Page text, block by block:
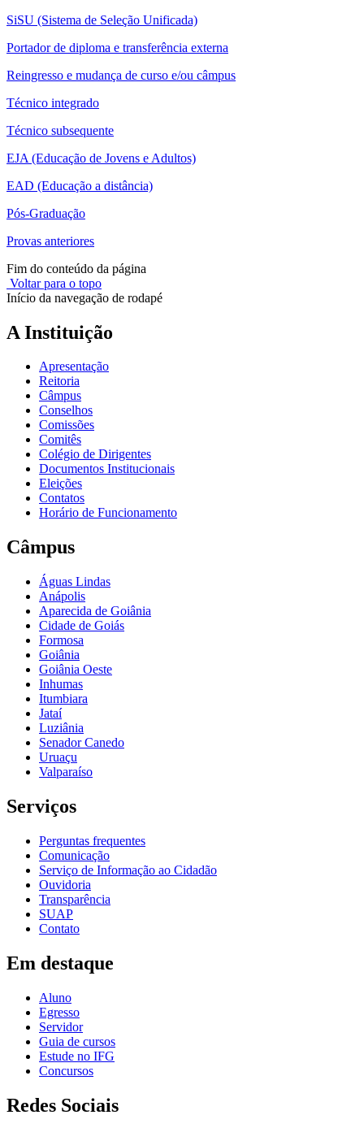
SiSU (Sistema de Seleção Unificada)
Portador de diploma e transferência externa
Reingresso e mudança de curso e/ou câmpus
Técnico integrado
Técnico subsequente
EJA (Educação de Jovens e Adultos)
EAD (Educação a distância)
Pós-Graduação
Provas anteriores
Fim do conteúdo da página
Voltar para o topo
Início da navegação de rodapé
A Instituição
Apresentação
Reitoria
Câmpus
Conselhos
Comissões
Comitês
Colégio de Dirigentes
Documentos Institucionais
Eleições
Contatos
Horário de Funcionamento
Câmpus
Águas Lindas
Anápolis
Aparecida de Goiânia
Cidade de Goiás
Formosa
Goiânia
Goiânia Oeste
Inhumas
Itumbiara
Jataí
Luziânia
Senador Canedo
Uruaçu
Valparaíso
Serviços
Perguntas frequentes
Comunicação
Serviço de Informação ao Cidadão
Ouvidoria
Transparência
SUAP
Contato
Em destaque
Aluno
Egresso
Servidor
Guia de cursos
Estude no IFG
Concursos
Redes Sociais